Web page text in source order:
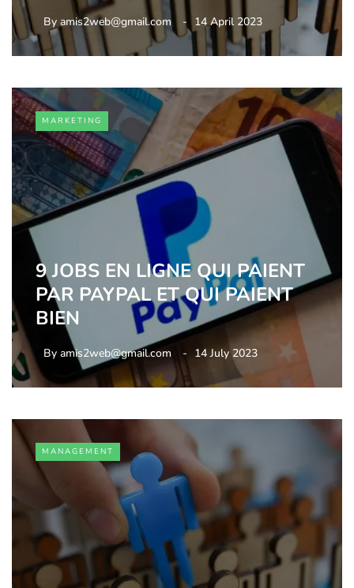
By amis2web@gmail.com 14 April 2023
MARKETING
9 JOBS EN LIGNE QUI PAIENT
PAR PAYPAL ET QUI PAIENT
BIEN
By amis2web@gmail.com 14 July 2023
MANAGEMENT